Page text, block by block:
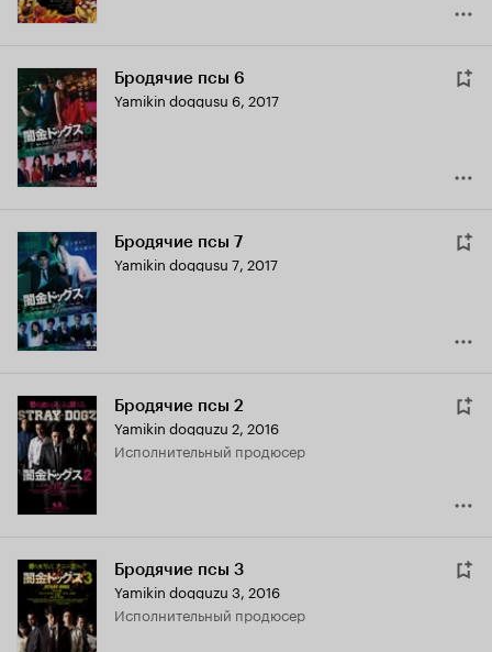
Бродячие псы 6
Yamikin doggusu 6, 2017
Бродячие псы 7
Yamikin doggusu 7, 2017
Бродячие псы 2
Yamikin dogguzu 2, 2016
исполнительный продюсер
Бродячие псы 3
Yamikin dogguzu 3, 2016
исполнительный продюсер